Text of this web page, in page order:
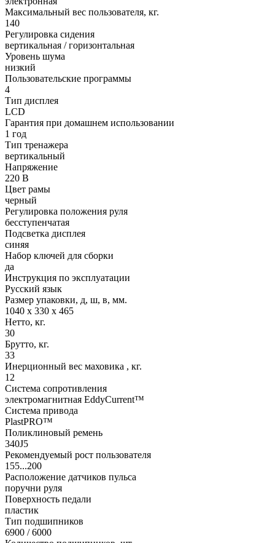
Максимальный вес пользователя, кг.
140
Регулировка сидения
вертикальная / горизонтальная
Уровень шума
низкий
Пользовательские программы
4
Тип дисплея
LCD
Гарантия при домашнем использовании
1 год
Тип тренажера
вертикальный
Напряжение
220 В
Цвет рамы
черный
Регулировка положения руля
бесступенчатая
Подсветка дисплея
синяя
Набор ключей для сборки
да
Инструкция по эксплуатации
Русский язык
Размер упаковки, д, ш, в, мм.
1040 x 330 x 465
Нетто, кг.
30
Брутто, кг.
33
Инерционный вес маховика , кг.
12
Система сопротивления
электромагнитная EddyCurrent™
Система привода
PlastPRO™
Поликлиновый ремень
340J5
Рекомендуемый рост пользователя
155...200
Расположение датчиков пульса
поручни руля
Поверхность педали
пластик
Тип подшипников
6900 / 6000